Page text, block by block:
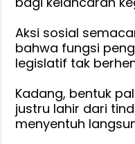
‎Aksi sosial
bahwa fungsi
legislatif tak
‎Kadang, bentuk
justru lahir dari
menyentuh